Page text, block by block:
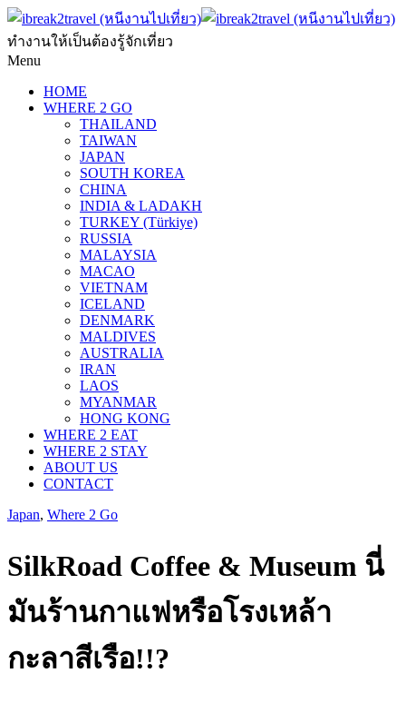
ทำงานให้เป็นต้องรู้จักเที่ยว
Menu
HOME
WHERE 2 GO
THAILAND
TAIWAN
JAPAN
SOUTH KOREA
CHINA
INDIA & LADAKH
TURKEY (Türkiye)
RUSSIA
MALAYSIA
MACAO
VIETNAM
ICELAND
DENMARK
MALDIVES
AUSTRALIA
IRAN
LAOS
MYANMAR
HONG KONG
WHERE 2 EAT
WHERE 2 STAY
ABOUT US
CONTACT
Japan, Where 2 Go
SilkRoad Coffee & Museum นี่
มันร้านกาแฟหรือโรงเหล้า
กะลาสีเรือ!!?